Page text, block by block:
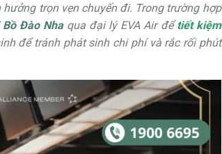
trọn vẹn chuyến đi. Trong trường hợp
Đào Nhaqua đại lý EVA Air đểtiết kiệm
để tránh phát sinh chi phí và rắc rối phút